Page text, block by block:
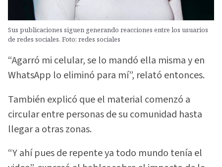
Sus publicaciones siguen generando reacciones entre los usuarios
de redes sociales. Foto: redes sociales
“Agarró mi celular, se lo mandó ella misma y en
WhatsApp lo eliminó para mí”, relató entonces.
También explicó que el material comenzó a
circular entre personas de su comunidad hasta
llegar a otras zonas.
“Y ahí pues de repente ya todo mundo tenía el